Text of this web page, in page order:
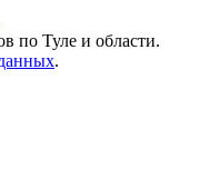
по Туле и области.
.